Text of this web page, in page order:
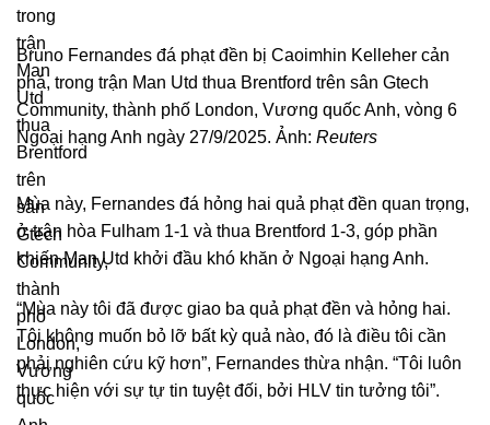
Bruno Fernandes đá phạt đền bị Caoimhin Kelleher cản
phá, trong trận Man Utd thua Brentford trên sân Gtech
Community, thành phố London, Vương quốc Anh, vòng 6
Ngoại hạng Anh ngày 27/9/2025. Ảnh: Reuters
Mùa này, Fernandes đá hỏng hai quả phạt đền quan trọng,
ở trận hòa Fulham 1-1 và thua Brentford 1-3, góp phần
khiến Man Utd khởi đầu khó khăn ở Ngoại hạng Anh.
“Mùa này tôi đã được giao ba quả phạt đền và hỏng hai.
Tôi không muốn bỏ lỡ bất kỳ quả nào, đó là điều tôi cần
phải nghiên cứu kỹ hơn”, Fernandes thừa nhận. “Tôi luôn
thực hiện với sự tự tin tuyệt đối, bởi HLV tin tưởng tôi”.